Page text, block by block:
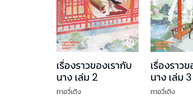
เรื่องราวของเรากับ
นาง เล่ม 2
ทาอวี่เติง
เรื่องราว
นาง เล่ม
ทาอวี่เติง